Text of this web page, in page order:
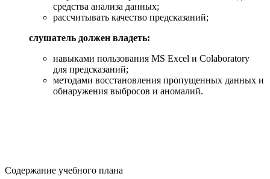
средства анализа данных;
рассчитывать качество предсказаний;
слушатель должен владеть:
навыками пользования MS Excel и Colaboratory
для предсказаний;
методами восстановления пропущенных данных и
обнаружения выбросов и аномалий.
Содержание учебного плана